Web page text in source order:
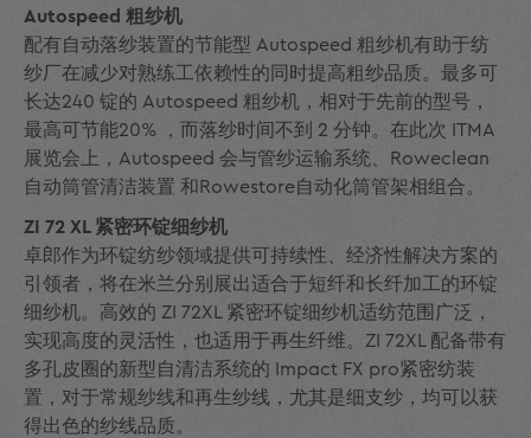
Autospeed 粗纱机
配有自动落纱装置的节能型 Autospeed 粗纱机有助于纺
纱厂在减少对熟练工依赖性的同时提高粗纱品质。最多可
长达240 锭的 Autospeed 粗纱机，相对于先前的型号，
最高可节能20% ，而落纱时间不到 2 分钟。在此次 ITMA
展览会上，Autospeed 会与管纱运输系统、Roweclean
自动筒管清洁装置 和Rowestore自动化筒管架相组合。
ZI 72 XL 紧密环锭细纱机
卓郎作为环锭纺纱领域提供可持续性、经济性解决方案的
引领者，将在米兰分别展出适合于短纤和长纤加工的环锭
细纱机。高效的 ZI 72XL 紧密环锭细纱机适纺范围广泛，
实现高度的灵活性，也适用于再生纤维。ZI 72XL 配备带有
多孔皮圈的新型自清洁系统的 Impact FX pro紧密纺装
置，对于常规纱线和再生纱线，尤其是细支纱，均可以获
得出色的纱线品质。